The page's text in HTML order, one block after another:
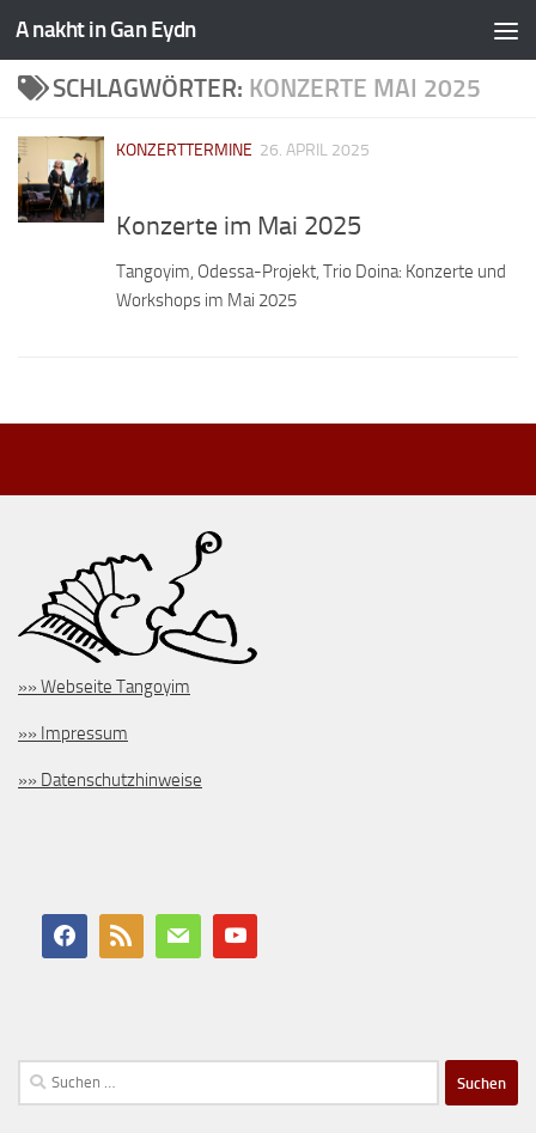
A nakht in Gan Eydn
SCHLAGWÖRTER: KONZERTE MAI 2025
KONZERTTERMINE 26. APRIL 2025
Konzerte im Mai 2025
Tangoyim, Odessa-Projekt, Trio Doina: Konzerte und
Workshops im Mai 2025
»» Webseite Tangoyim
»» Impressum
»» Datenschutzhinweise
Suchen
nach: